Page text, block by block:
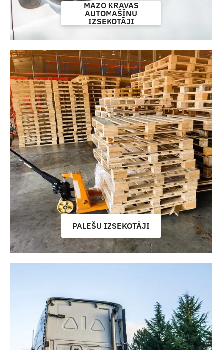
MAZO KRAVAS
AUTOMAŠĪNU
IZSEKOTĀJI
PALEŠU IZSEKOTĀJI